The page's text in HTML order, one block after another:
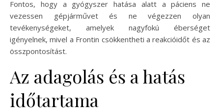
Fontos, hogy a gyógyszer hatása alatt a páciens ne
vezessen gépjárművet és ne végezzen olyan
tevékenységeket, amelyek nagyfokú éberséget
igényelnek, mivel a Frontin csökkentheti a reakcióidőt és az
összpontosítást.
Az adagolás és a hatás
időtartama